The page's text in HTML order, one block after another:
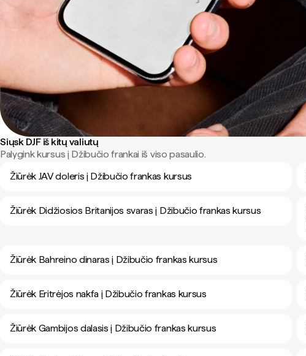
Siųsk DJF iš kitų valiutų
Palygink kursus į Džibučio frankai iš viso pasaulio.
Žiūrėk JAV doleris į Džibučio frankas kursus
Žiūrėk Didžiosios Britanijos svaras į Džibučio frankas kursus
Žiūrėk Bahreino dinaras į Džibučio frankas kursus
Žiūrėk Eritrėjos nakfa į Džibučio frankas kursus
Žiūrėk Gambijos dalasis į Džibučio frankas kursus